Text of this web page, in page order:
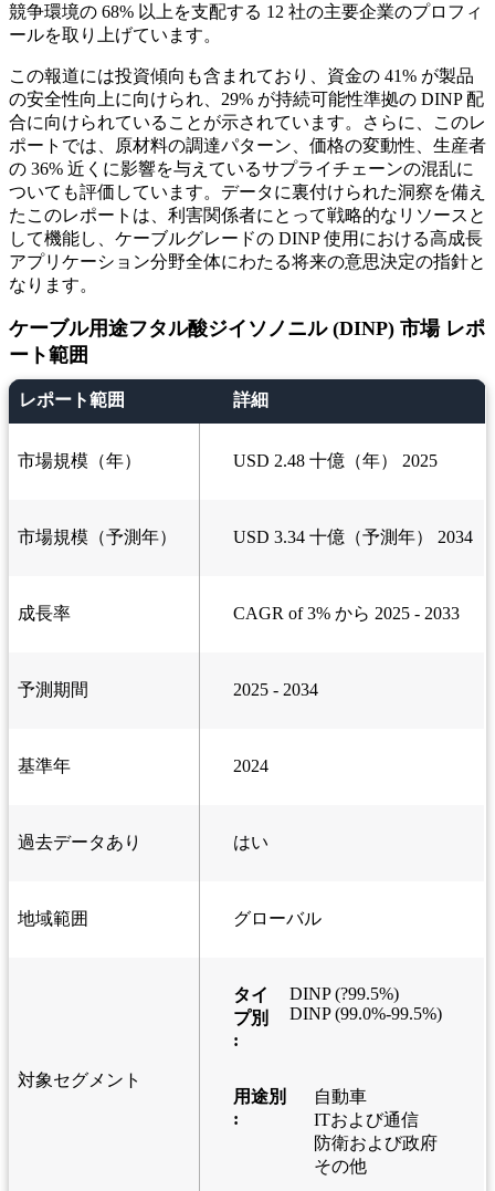
競争環境の 68% 以上を支配する 12 社の主要企業のプロフィ
ールを取り上げています。
この報道には投資傾向も含まれており、資金の 41% が製品
の安全性向上に向けられ、29% が持続可能性準拠の DINP 配
合に向けられていることが示されています。さらに、このレ
ポートでは、原材料の調達パターン、価格の変動性、生産者
の 36% 近くに影響を与えているサプライチェーンの混乱に
ついても評価しています。データに裏付けられた洞察を備え
たこのレポートは、利害関係者にとって戦略的なリソースと
して機能し、ケーブルグレードの DINP 使用における高成長
アプリケーション分野全体にわたる将来の意思決定の指針と
なります。
ケーブル用途フタル酸ジイソノニル (DINP) 市場 レポ
ート範囲
レポート範囲 詳細
市場規模（年） USD 2.48 十億（年） 2025
市場規模（予測年） USD 3.34 十億（予測年） 2034
成長率 CAGR of 3% から 2025 - 2033
予測期間 2025 - 2034
基準年 2024
過去データあり はい
地域範囲 グローバル
対象セグメント
タイ
プ別
:
DINP (?99.5%)
DINP (99.0%-99.5%)
用途別
:
自動車
ITおよび通信
防衛および政府
その他